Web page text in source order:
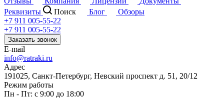
Реквизиты
Поиск Блог
Обзоры
+7 911 005-55-22
+7 911 005-55-22
Заказать звонок
E-mail
info@ratraki.ru
Адрес
191025, Санкт-Петербург, Невский проспект д. 51, 20/12
Режим работы
Пн - Пт: с 9:00 до 18:00